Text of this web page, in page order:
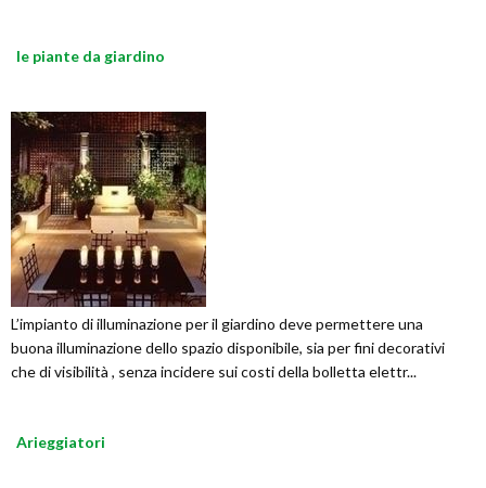
le piante da giardino
L’impianto di illuminazione per il giardino deve permettere una
buona illuminazione dello spazio disponibile, sia per fini decorativi
che di visibilità , senza incidere sui costi della bolletta elettr...
Arieggiatori